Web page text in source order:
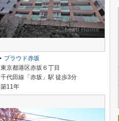
プラウド赤坂
東京都港区赤坂６丁目
千代田線「赤坂」駅 徒歩3分
築11年